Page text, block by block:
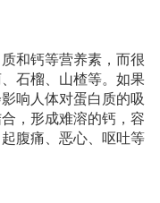
和钙等营养素，而很
石榴、山楂等。如果
响人体对蛋白质的吸
，形成难溶的钙，容
腹痛、恶心、呕吐等